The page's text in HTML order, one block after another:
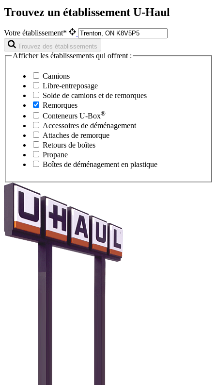
Trouvez un établissement U-Haul
Votre établissement*
Trouvez des établissements
Afficher les établissements qui offrent :
Camions
Libre-entreposage
Solde de camions et de remorques
Remorques
Conteneurs U-Box®
Accessoires de déménagement
Attaches de remorque
Retours de boîtes
Propane
Boîtes de déménagement en plastique